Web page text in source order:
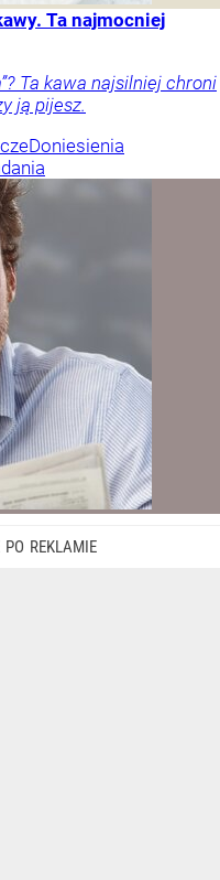
Ta najmocniej
Ta kawa najsilniej chroni
ją pijesz.
Doniesienia